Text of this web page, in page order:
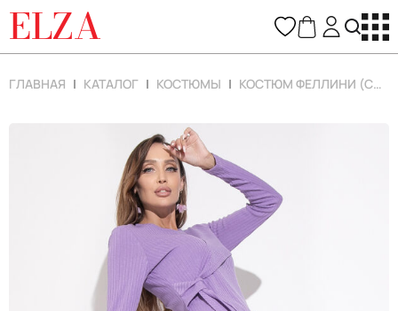
ELZA
ГЛАВНАЯ КАТАЛОГ КОСТЮМЫ КОСТЮМ ФЕЛЛИНИ (СИРЕНЕВЫЙ)